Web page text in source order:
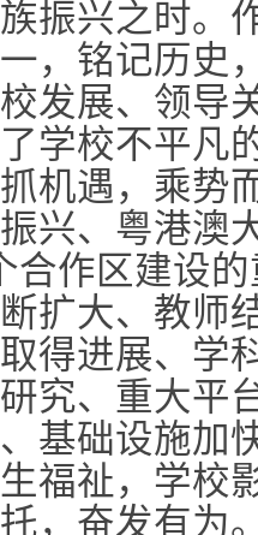
振兴之时。
，铭记历史
发展、领导
学校不平凡
机遇，乘势
兴、粤港澳
合作区建设
扩大、教师
得进展、学
究、重大平
基础设施加
福祉，学校
，奋发有为